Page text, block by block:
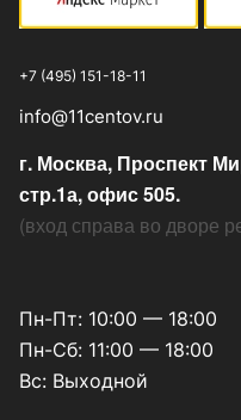
+7 (495) 151-18-11
info@11centov.ru
г. Москва, Проспект
стр.1а, офис 505.
(вход справа во дворе
Пн-Пт: 10:00 — 18:00
Пн-Сб: 11:00 — 18:00
Вс: Выходной